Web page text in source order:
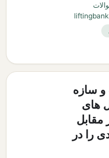
liftingbank
سازه
های
را در